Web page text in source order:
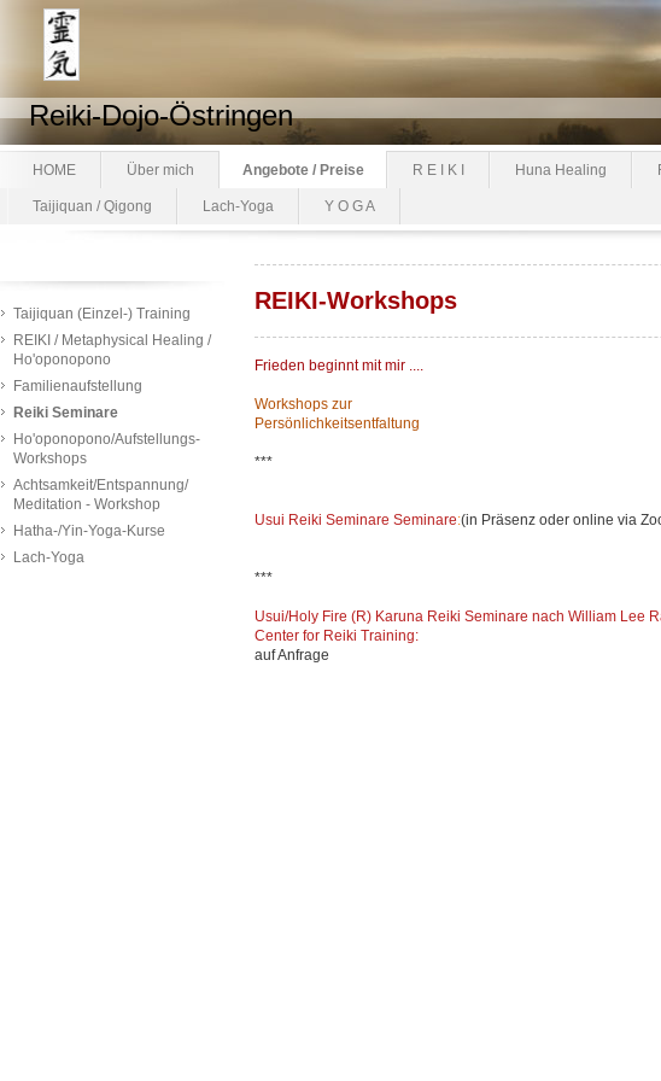
Reiki-Dojo-Östringen
HOME Über mich Angebote / Preise R E I K I Huna Healing
Taijiquan / Qigong Lach-Yoga Y O G A
Taijiquan (Einzel-) Training
REIKI / Metaphysical Healing /
Ho'oponopono
Familienaufstellung
Reiki Seminare
Ho'oponopono/Aufstellungs-
Workshops
Achtsamkeit/Entspannung/
Meditation - Workshop
Hatha-/Yin-Yoga-Kurse
Lach-Yoga
REIKI-Workshops
Frieden beginnt mit mir ....
Workshops zur
Persönlichkeitsentfaltung
***
Usui Reiki Seminare Seminare:(in Präsenz oder online via
***
Usui/Holy Fire (R) Karuna Reiki Seminare nach William Lee
Center for Reiki Training:
auf Anfrage